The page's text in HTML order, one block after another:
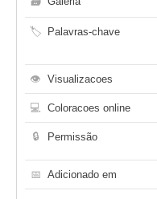
🏷 Palavras-chave
👁 Visualizacoes
💻 Coloracoes online
🔒 Permissão
📅 Adicionado em